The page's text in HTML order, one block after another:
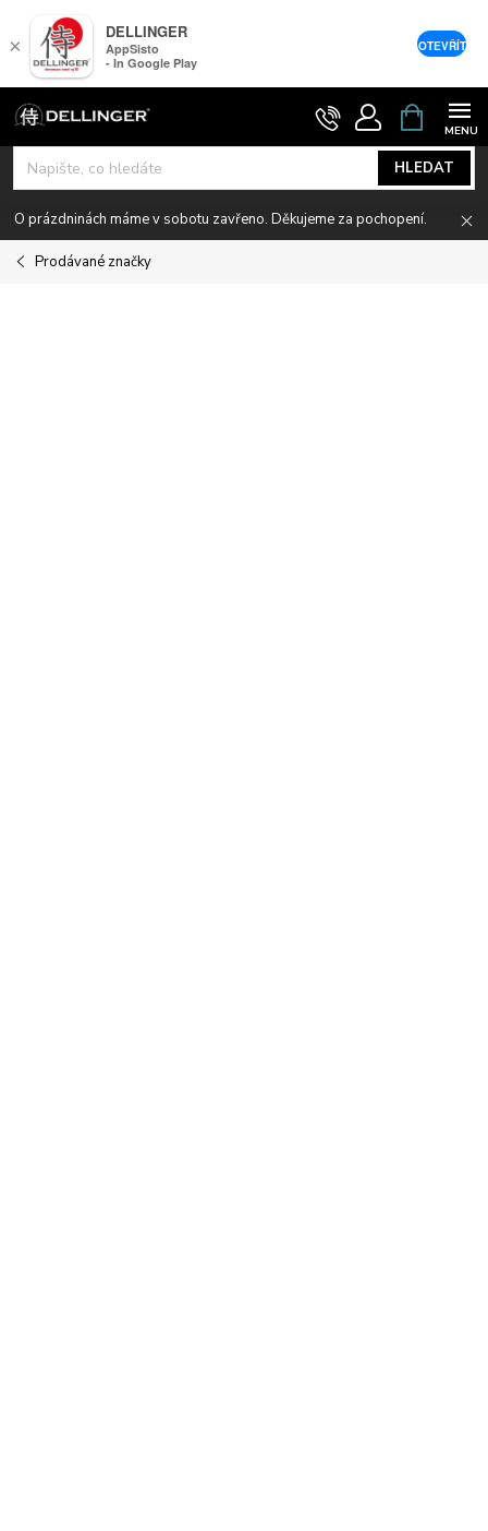
Přejít
na
obsah
HLEDAT
NÁKUPNÍ
KOŠÍK
O prázdninách máme v sobotu zavřeno. Děkujeme za pochopení.
Prodávané značky
×
DELLINGER
AppSisto
- In Google Play
OTEVŘÍT